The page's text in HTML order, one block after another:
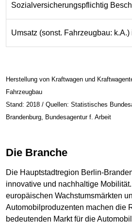
Sozialversicherungspflichtig
Umsatz (sonst. Fahrzeugbau: k.A.)
Herstellung von Kraftwagen und
Fahrzeugbau
Stand: 2018 / Quellen: Statistisches
Brandenburg, Bundesagentur f. Arbeit
Die Branche
Die Hauptstadtregion Berlin-
innovative und nachhaltige
europäischen Wachstumsmärkten
Automobilproduzenten machen die
bedeutenden Markt für die